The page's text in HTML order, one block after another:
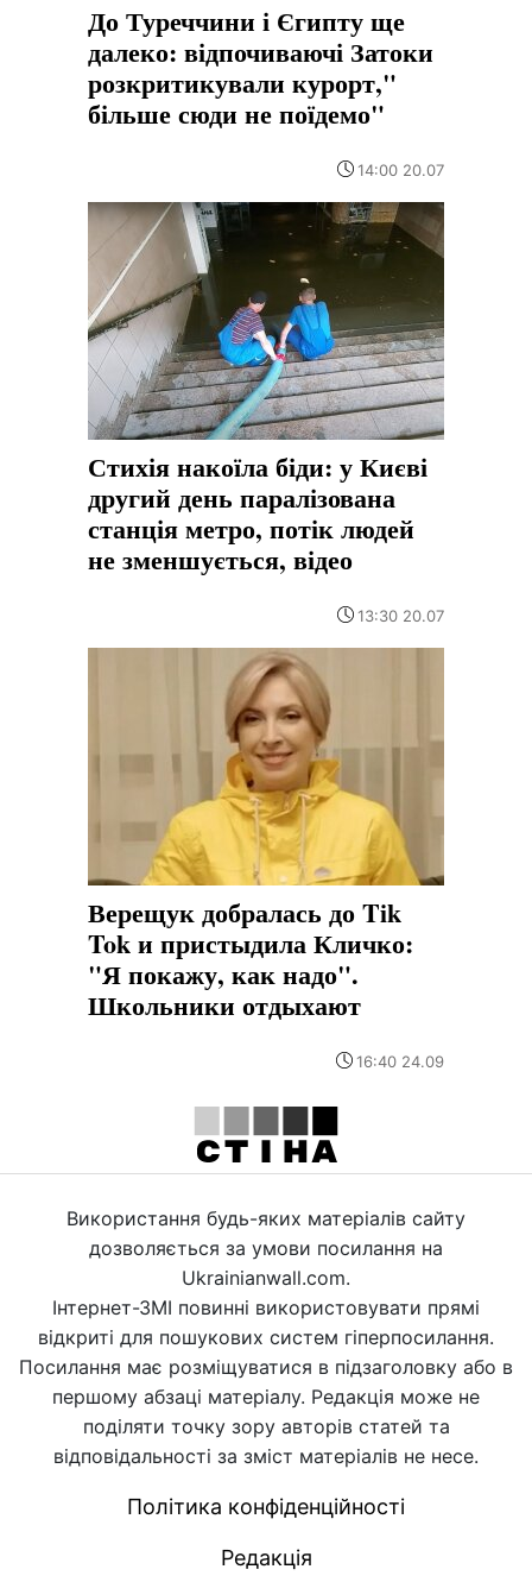
До Туреччини і Єгипту ще
далеко: відпочиваючі Затоки
розкритикували курорт,"
більше сюди не поїдемо"
14:00 20.07
Стихія накоїла біди: у Києві
другий день паралізована
станція метро, потік людей
не зменшується, відео
13:30 20.07
Верещук добралась до Tik
Tok и пристыдила Кличко:
"Я покажу, как надо".
Школьники отдыхают
16:40 24.09
Використання будь-яких матеріалів сайту
дозволяється за умови посилання на
Ukrainianwall.com.
Інтернет-ЗМІ повинні використовувати прямі
відкриті для пошукових систем гіперпосилання.
Посилання має розміщуватися в підзаголовку або в
першому абзаці матеріалу. Редакція може не
поділяти точку зору авторів статей та
відповідальності за зміст матеріалів не несе.
Політика конфіденційності
Редакція